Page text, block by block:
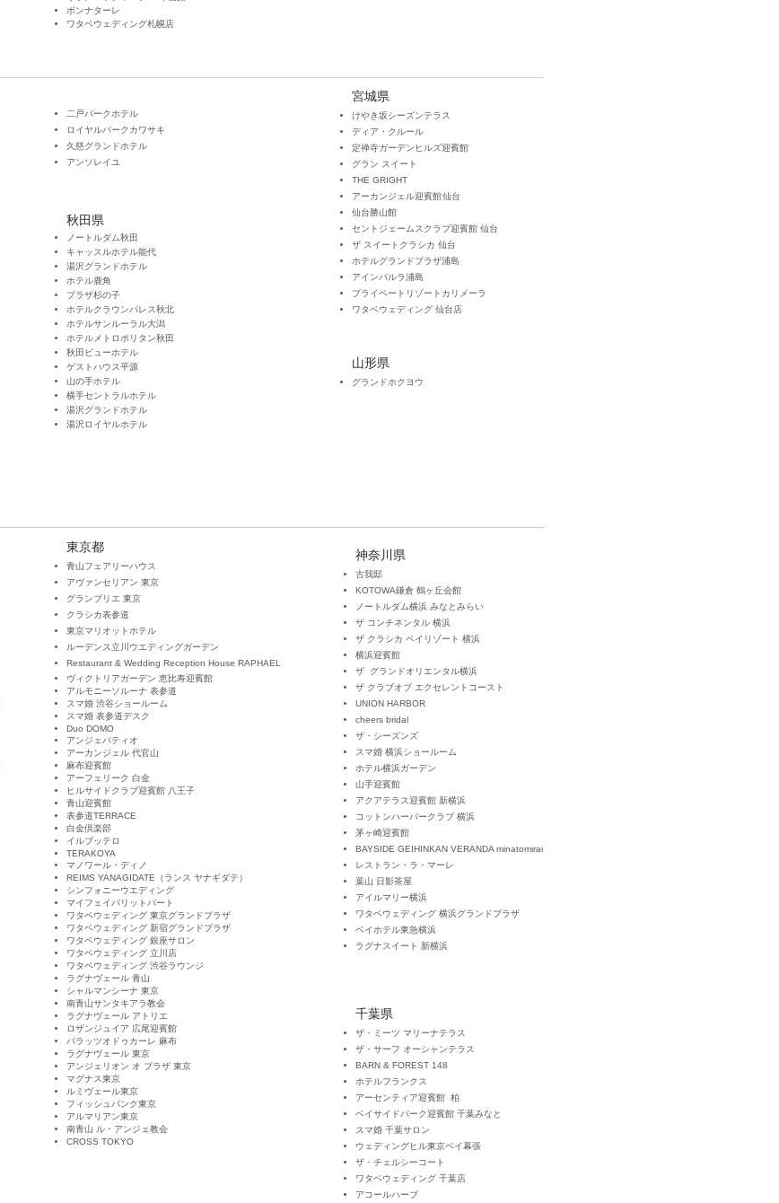
ボンナターレ
ワタベウェディング札幌店
二戸パークホテル
ロイヤルパークカワサキ
久慈グランドホテル
​アンソレイユ
秋田県
ノートルダム秋田
キャッスルホテル能代
湯沢グランドホテル
ホテル鹿角
プラザ杉の子
ホテルクラウンパレス秋北
ホテルサンルーラル大潟
ホテルメトロポリタン秋田
秋田ビューホテル
ゲストハウス平源
山の手ホテル
横手セントラルホテル
湯沢グランドホテル
湯沢ロイヤルホテル
宮城県
けやき坂シーズンテラス
ディア・クルール
定禅寺ガーデンヒルズ迎賓館
グラン スイート
THE GRIGHT
アーカンジェル迎賓館 仙台
仙台勝山館
セントジェームスクラブ迎賓館 仙台
ザ スイートクラシカ 仙台
ホテルグランドプラザ浦島
アインパルラ浦島
プライベートリゾートカリメーラ
​ワタベウェディング 仙台店
山形県
グランドホクヨウ
東京都
青山フェアリーハウス
アヴァンセリアン 東京
グランブリエ 東京
​クラシカ表参道
東京マリオットホテル
ルーデンス立川ウエディングガーデン
Restaurant & Wedding Reception House RAPHAEL
ヴィクトリアガーデン 恵比寿迎賓館
アルモニーソルーナ 表参道
スマ婚 渋谷ショールーム
スマ婚 表参道デスク
Duo DOMO
​アンジェパティオ
アーカンジェル 代官山
麻布迎賓館
アーフェリーク 白金
ヒルサイドクラブ迎賓館 八王子
青山迎賓館
表参道TERRACE
白金倶楽部
イルブッテロ
TERAKOYA
マノワール・ディノ
REIMS YANAGIDATE（ランス ヤナギダテ）
シンフォニーウエディング
マイフェイバリットパート
ワタベウェディング 東京グランドプラザ
​ワタベウェディング 新宿グランドプラザ
​ワタベウェディング 銀座サロン
​ワタベウェディング 立川店
ワタベウェディング 渋谷ラウンジ
ラグナヴェール 青山
シャルマンシーナ 東京
南青山サンタキアラ教会
ラグナヴェール アトリエ
ロザンジュイア 広尾迎賓館
パラッツオドゥカーレ 麻布
ラグナヴェール 東京
アンジェリオン オ プラザ 東京
マグナス東京
ルミヴェール東京
フィッシュバンク東京
アルマリアン東京
南青山 ル・アンジェ教会
CROSS TOKYO
神奈川県
​古我邸
KOTOWA鎌倉 鶴ヶ丘会館
ノートルダム横浜 みなとみらい
ザ コンチネンタル 横浜
ザ クラシカ ベイリゾート 横浜
横浜迎賓館
ザ
グランドオリエンタル横浜
​ザ クラブオブ エクセレントコースト
UNION HARBOR
cheers bridal
ザ・シーズンズ
スマ婚 横浜ショールーム
​ホテル横浜ガーデン
山手迎賓館
アクアテラス迎賓館 新横浜
コットンハーバークラブ 横浜
茅ヶ崎迎賓館
BAYSIDE GEIHINKAN VERANDA minatomirai
レストラン・ラ・マーレ
​葉山 日影茶屋
アイルマリー横浜
​ワタベウェディング 横浜グランドプラザ
ベイホテル東急横浜
ラグナスイート 新横浜
千葉県
ザ・ミーツ マリーナテラス
ザ・サーフ オーシャンテラス
BARN & FOREST 148
ホテルフランクス
アーセンティア迎賓館 柏
ベイサイドパーク迎賓館 千葉みなと
スマ婚 千葉サロン
ウェディングヒル東京ベイ幕張
ザ・チェルシーコート
​ワタベウェディング 千葉店
アコールハーブ